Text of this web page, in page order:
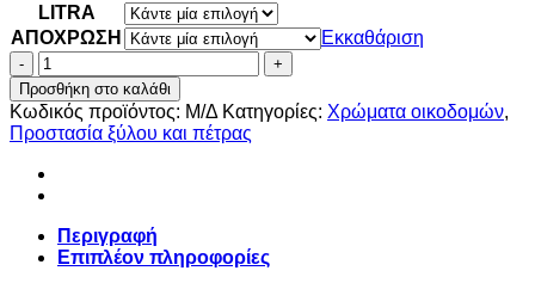
5,10€
through
15,25€
LITRA
AΠΟΧΡΩΣΗ
Εκκαθάριση
LUSSOLAC
ΔΙΑΛΥΤΟΥ
ποσότητα
Προσθήκη στο καλάθι
Κωδικός προϊόντος: Μ/Δ Κατηγορίες: Χρώματα οικοδομών,
Προστασία ξύλου και πέτρας
Περιγραφή
Επιπλέον πληροφορίες